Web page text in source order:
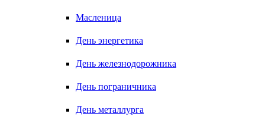
Масленица
День энергетика
День железнодорожника
День пограничника
День металлурга